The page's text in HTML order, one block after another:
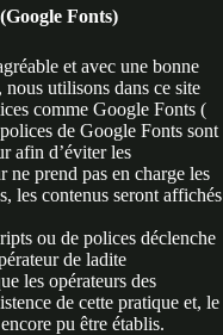
Fonts)
et avec une bonne
utilisons dans ce site
comme Google Fonts (
de Google Fonts sont
afin d’éviter les
ne prend pas en charge les
les contenus seront affichés
ou de polices déclenche
de ladite
les opérateurs des
de cette pratique et, le
pu être établis.